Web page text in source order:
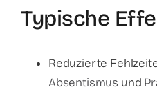
Typische
Reduzierte
Absentismus und